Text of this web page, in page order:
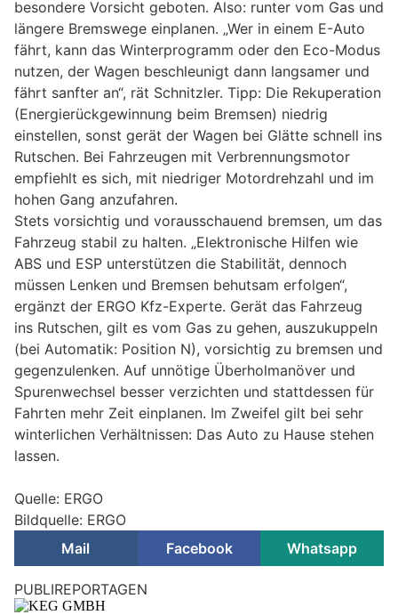
besondere Vorsicht geboten. Also: runter vom Gas und
längere Bremswege einplanen. „Wer in einem E-Auto
fährt, kann das Winterprogramm oder den Eco-Modus
nutzen, der Wagen beschleunigt dann langsamer und
fährt sanfter an“, rät Schnitzler. Tipp: Die Rekuperation
(Energierückgewinnung beim Bremsen) niedrig
einstellen, sonst gerät der Wagen bei Glätte schnell ins
Rutschen. Bei Fahrzeugen mit Verbrennungsmotor
empfiehlt es sich, mit niedriger Motordrehzahl und im
hohen Gang anzufahren.
Stets vorsichtig und vorausschauend bremsen, um das
Fahrzeug stabil zu halten. „Elektronische Hilfen wie
ABS und ESP unterstützen die Stabilität, dennoch
müssen Lenken und Bremsen behutsam erfolgen“,
ergänzt der ERGO Kfz-Experte. Gerät das Fahrzeug
ins Rutschen, gilt es vom Gas zu gehen, auszukuppeln
(bei Automatik: Position N), vorsichtig zu bremsen und
gegenzulenken. Auf unnötige Überholmanöver und
Spurenwechsel besser verzichten und stattdessen für
Fahrten mehr Zeit einplanen. Im Zweifel gilt bei sehr
winterlichen Verhältnissen: Das Auto zu Hause stehen
lassen.
Quelle: ERGO
Bildquelle: ERGO
Mail
Facebook Whatsapp
PUBLIREPORTAGEN